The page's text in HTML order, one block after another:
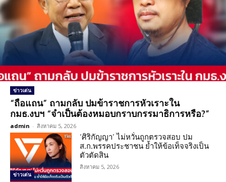
ข่าวเด่น
“ถือแถน” ถามกลับ ปมข้าราชการหัวเราะใน
กมธ.งบฯ “จำเป็นต้องหมอบกราบกรรมาธิการหรือ?”
admin - สิงหาคม 5, 2026
ข่าวเด่น
‘ศิริกัญญา’ ไม่หวั่นถูกตรวจสอบ ปม
ส.ก.พรรคประชาชน ย้ำให้ข้อเท็จจริงเป็น
ตัวตัดสิน
สิงหาคม 5, 2026